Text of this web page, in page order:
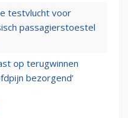
testvlucht voor
passagierstoestel
op terugwinnen
bezorgend’